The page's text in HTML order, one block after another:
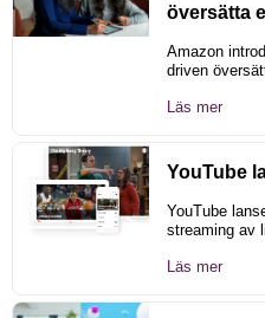
översätta
Amazon
driven
Läs mer
YouTube
YouTube
streaming av
Läs mer